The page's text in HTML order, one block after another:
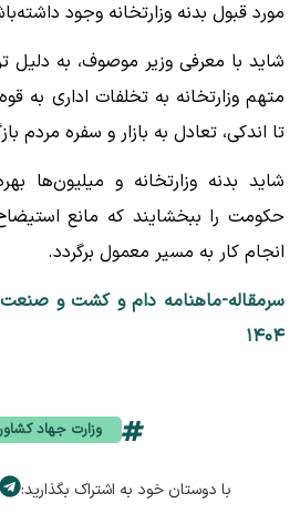
مورد قبول بدنه وزارتخانه وجود
شاید با معرفی وزیر موصوف، به دلیل
متهم وزارتخانه به تخلفات اداری
تا اندکی، تعادل به بازار و سفره مردم
شاید بدنه وزارتخانه و میلیون‌ها
حکومت را ببخشایند که مانع
انجام کار به مسیر معمول برگردد.
۱۴۰۴
وزارت جهاد
با دوستان خود به اشتراک بگذارید: